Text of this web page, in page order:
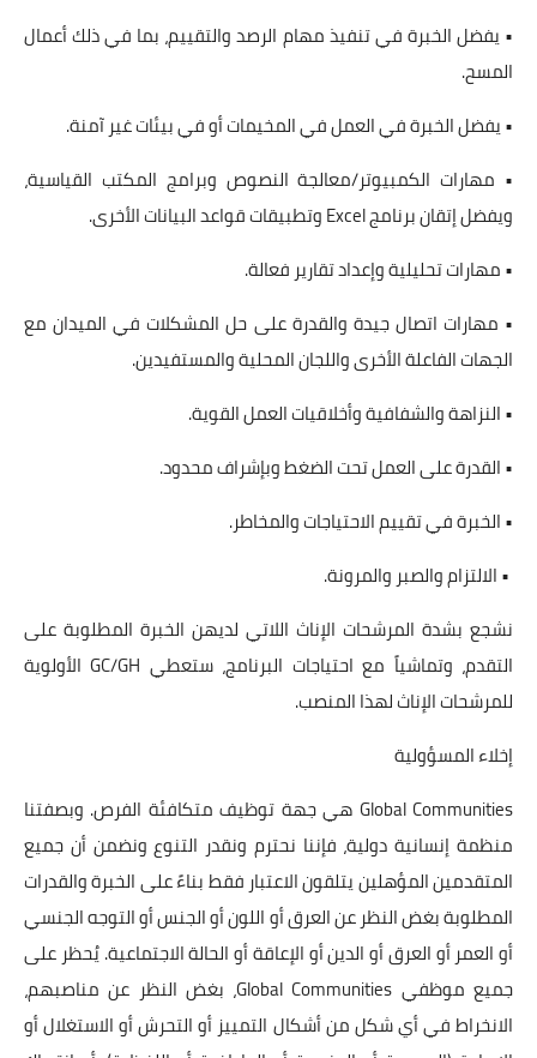
• يفضل الخبرة في تنفيذ مهام الرصد والتقييم، بما في ذلك أعمال
المسح.
• يفضل الخبرة في العمل في المخيمات أو في بيئات غير آمنة.
• مهارات الكمبيوتر/معالجة النصوص وبرامج المكتب القياسية،
ويفضل إتقان برنامج Excel وتطبيقات قواعد البيانات الأخرى.
• مهارات تحليلية وإعداد تقارير فعالة.
• مهارات اتصال جيدة والقدرة على حل المشكلات في الميدان مع
الجهات الفاعلة الأخرى واللجان المحلية والمستفيدين.
• النزاهة والشفافية وأخلاقيات العمل القوية.
• القدرة على العمل تحت الضغط وبإشراف محدود.
• الخبرة في تقييم الاحتياجات والمخاطر.
• الالتزام والصبر والمرونة.
نشجع بشدة المرشحات الإناث اللاتي لديهن الخبرة المطلوبة على
التقدم، وتماشياً مع احتياجات البرنامج، ستعطي GC/GH الأولوية
للمرشحات الإناث لهذا المنصب.
إخلاء المسؤولية
Global Communities هي جهة توظيف متكافئة الفرص. وبصفتنا
منظمة إنسانية دولية، فإننا نحترم ونقدر التنوع ونضمن أن جميع
المتقدمين المؤهلين يتلقون الاعتبار فقط بناءً على الخبرة والقدرات
المطلوبة بغض النظر عن العرق أو اللون أو الجنس أو التوجه الجنسي
أو العمر أو العرق أو الدين أو الإعاقة أو الحالة الاجتماعية. يُحظر على
جميع موظفي Global Communities، بغض النظر عن مناصبهم،
الانخراط في أي شكل من أشكال التمييز أو التحرش أو الاستغلال أو